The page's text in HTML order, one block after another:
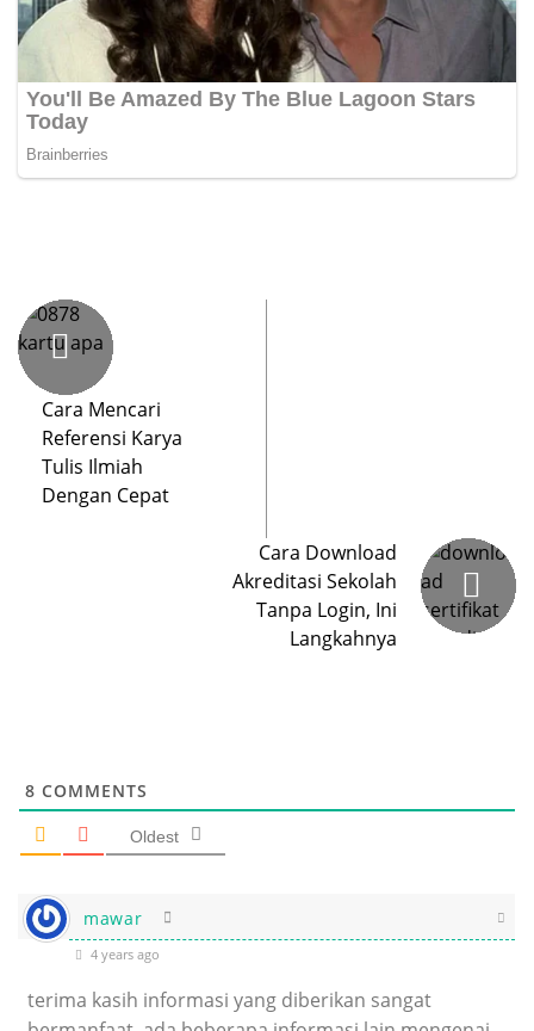
Cara Mencari
Referensi Karya
Tulis Ilmiah
Dengan Cepat
Cara Download
Akreditasi Sekolah
Tanpa Login, Ini
Langkahnya
8 COMMENTS
Oldest
mawar
4 years ago
terima kasih informasi yang diberikan sangat